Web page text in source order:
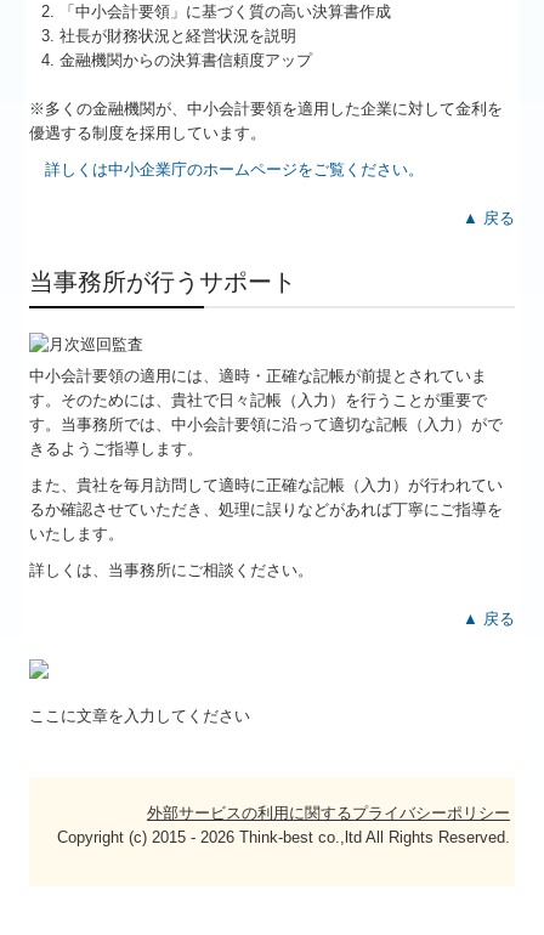
ここに文章を入力してください
「中小会計要領」に基づく質の高い決算書作成
社長が財務状況と経営状況を説明
金融機関からの決算書信頼度アップ
※多くの金融機関が、中小会計要領を適用した企業に対して金利を
優遇する制度を採用しています。
詳しくは中小企業庁のホームページをご覧ください。
▲ 戻る
当事務所が行うサポート
中小会計要領の適用には、適時・正確な記帳が前提とされていま
す。そのためには、貴社で日々記帳（入力）を行うことが重要で
す。当事務所では、中小会計要領に沿って適切な記帳（入力）がで
きるようご指導します。
また、貴社を毎月訪問して適時に正確な記帳（入力）が行われてい
るか確認させていただき、処理に誤りなどがあれば丁寧にご指導を
いたします。
詳しくは、当事務所にご相談ください。
▲ 戻る
外部サービスの利用に関するプライバシーポリシー
Copyright (c) 2015 - 2026 Think-best co.,ltd All Rights Reserved.